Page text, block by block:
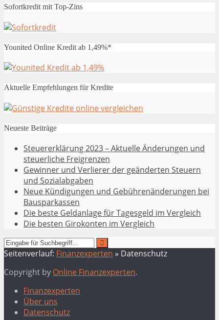
Sofortkredit mit Top-Zins
Younited Online Kredit ab 1,49%*
Aktuelle Empfehlungen für Kredite
Neueste Beiträge
Steuererklärung 2023 – Aktuelle Änderungen und
steuerliche Freigrenzen
Gewinner und Verlierer der geänderten Steuern
und Sozialabgaben
Neue Kündigungen und Gebührenänderungen bei
Bausparkassen
Die beste Geldanlage für Tagesgeld im Vergleich
Die besten Girokonten im Vergleich
Seitenverlauf: Finanzexperten » Datenschutz
Copyright by Online Finanzexperten.
Finanzexperten
Über uns
Datenschutz